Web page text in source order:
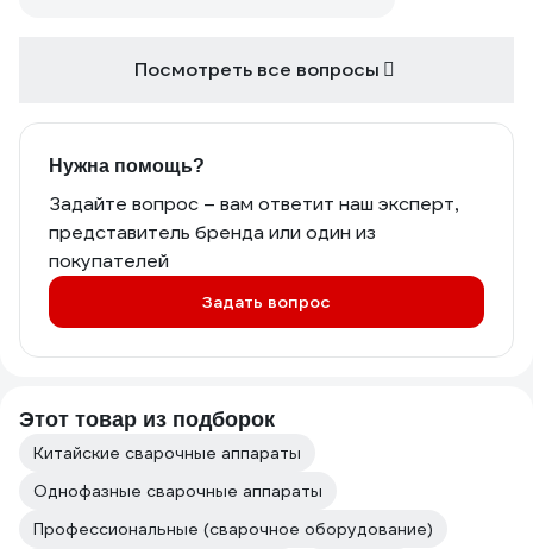
Посмотреть все вопросы
Нужна помощь?
Задайте вопрос – вам ответит наш эксперт,
представитель бренда или один из
покупателей
Задать вопрос
Этот товар из подборок
Китайские сварочные аппараты
Однофазные сварочные аппараты
Профессиональные (сварочное оборудование)